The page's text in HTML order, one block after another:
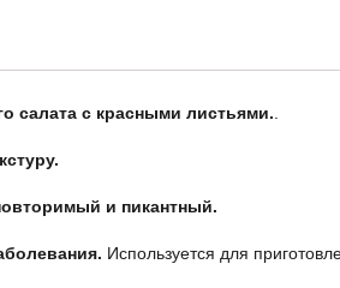
салата с красными листьями.
и пикантный.
Используется для